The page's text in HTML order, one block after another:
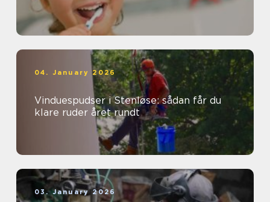
04. January 2026
Vinduespudser i Stenløse: sådan får du
klare ruder året rundt
03. January 2026